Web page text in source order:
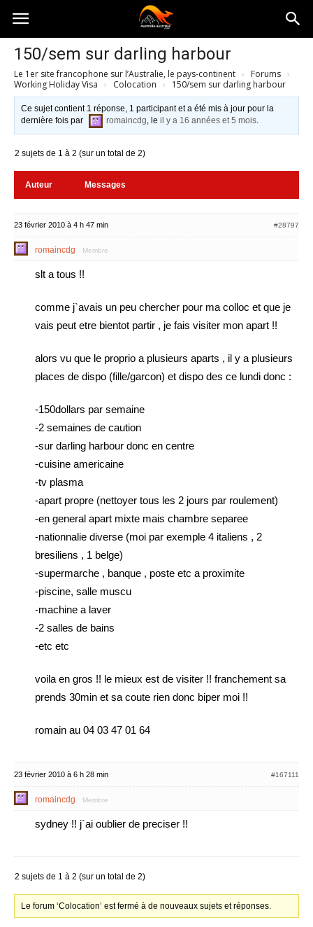
Australia-
australie.com
150/sem sur darling harbour
Le 1er site francophone sur l’Australie, le pays-continent › Forums ›
Working Holiday Visa › Colocation › 150/sem sur darling harbour
Ce sujet contient 1 réponse, 1 participant et a été mis à jour pour la
dernière fois par
romaincdg, leil y a 16 années et 5 mois.
2 sujets de 1 à 2 (sur un total de 2)
Auteur Messages
23 février 2010 à 4 h 47 min #28797
romaincdg Membre
slt a tous !!
comme j`avais un peu chercher pour ma colloc et que je
vais peut etre bientot partir , je fais visiter mon apart !!
alors vu que le proprio a plusieurs aparts , il y a plusieurs
places de dispo (fille/garcon) et dispo des ce lundi donc :
-150dollars par semaine
-2 semaines de caution
-sur darling harbour donc en centre
-cuisine americaine
-tv plasma
-apart propre (nettoyer tous les 2 jours par roulement)
-en general apart mixte mais chambre separee
-nationnalie diverse (moi par exemple 4 italiens , 2
bresiliens , 1 belge)
-supermarche , banque , poste etc a proximite
-piscine, salle muscu
-machine a laver
-2 salles de bains
-etc etc
voila en gros !! le mieux est de visiter !! franchement sa
prends 30min et sa coute rien donc biper moi !!
romain au 04 03 47 01 64
23 février 2010 à 6 h 28 min #167111
romaincdg Membre
sydney !! j`ai oublier de preciser !!
2 sujets de 1 à 2 (sur un total de 2)
Le forum ‘Colocation’ est fermé à de nouveaux sujets et réponses.